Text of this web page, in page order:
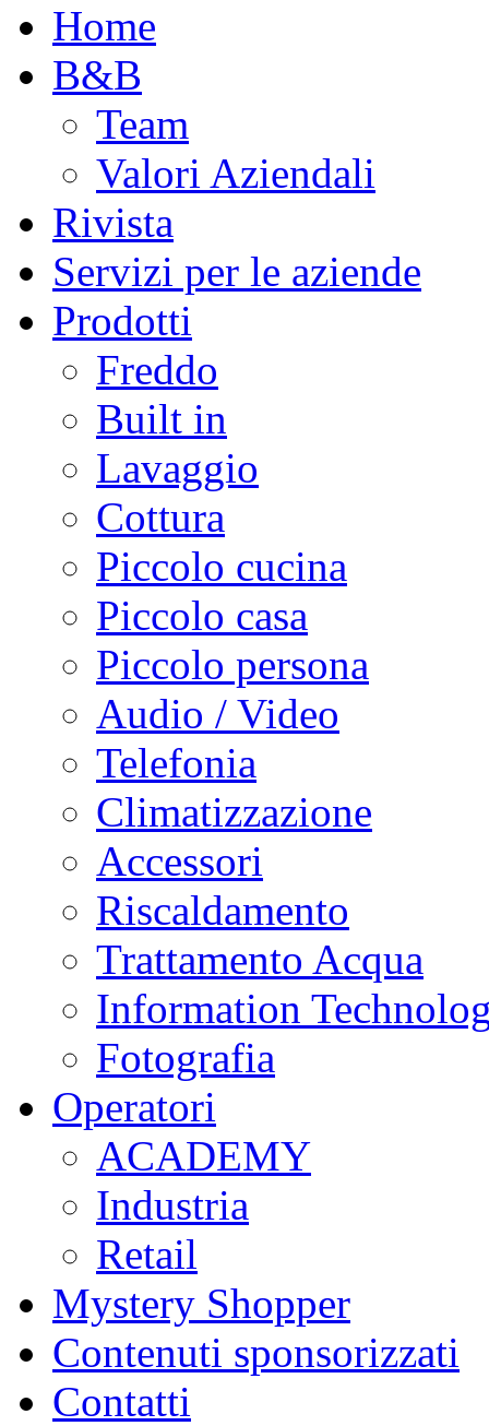
Home
B&B
Team
Valori Aziendali
Rivista
Servizi per le aziende
Prodotti
Freddo
Built in
Lavaggio
Cottura
Piccolo cucina
Piccolo casa
Piccolo persona
Audio / Video
Telefonia
Climatizzazione
Accessori
Riscaldamento
Trattamento Acqua
Information
Fotografia
Operatori
ACADEMY
Industria
Retail
Mystery Shopper
Contenuti sponsorizzati
Contatti